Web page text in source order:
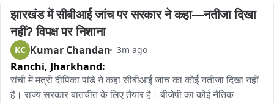
लेकिन उससे पहले ही फरार हुए बदमाश,
प्रिया सिंह ने दी जवाहर नगर थाने में शिकायत,
मामले की जाँच कर रही पुलिस
झारखंड में सीबीआई जांच पर सरकार ने कहा—नतीजा दिखा
नहीं? विपक्ष पर निशाना
KC Kumar Chandan 3m ago
Ranchi, Jharkhand:
रांची में मंत्री दीपिका पांडे ने कहा सीबीआई जांच का कोई नतीजा दिखा नहीं
है। राज्य सरकार बातचीत के लिए तैयार है। बीजेपी का कोई नैतिक